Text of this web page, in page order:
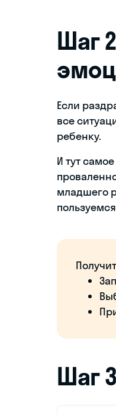
Шаг
Если
все
ребенку.
И тут
младшего
Шаг